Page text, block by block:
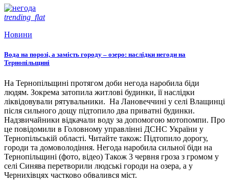
trending_flat
Новини
Вода на порозі, а замість городу – озеро: наслідки негоди на
Тернопільщині
На Тернопільщині протягом доби негода наробила біди
людям. Зокрема затопила житлові будинки, її наслідки
ліквідовували рятувальники. На Лановеччині у селі Влащинці
після сильного дощу підтопило два приватні будинки.
Надзвичайники відкачали воду за допомогою мотопомпи. Про
це повідомили в Головному управлінні ДСНС України у
Тернопільській області. Читайте також: Підтопило дорогу,
городи та домоволодіння. Негода наробила сильної біди на
Тернопільщині (фото, відео) Також 3 червня гроза з громом у
селі Синява перетворили людські городи на озера, а у
Чернихівцях частково обвалився міст.